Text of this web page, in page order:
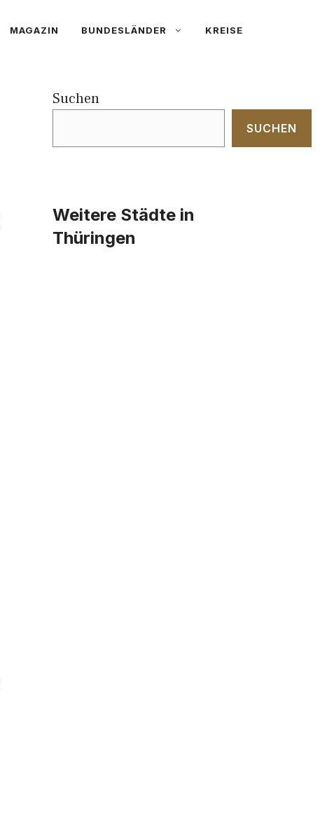
MAGAZIN BUNDESLÄNDER KREISE
Suchen
SUCHEN
Weitere Städte in
Thüringen